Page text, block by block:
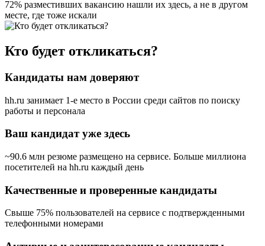
72% разместивших вакансию нашли их здесь, а не в другом
месте, где тоже искали
Кто будет откликаться?
Кандидаты нам доверяют
hh.ru занимает 1-е место в России среди сайтов по поиску
работы и персонала
Ваш кандидат уже здесь
~90.6 млн резюме размещено на сервисе. Больше миллиона
посетителей на hh.ru каждый день
Качественные и проверенные кандидаты
Свыше 75% пользователей на сервисе с подтвержденными
телефонными номерами